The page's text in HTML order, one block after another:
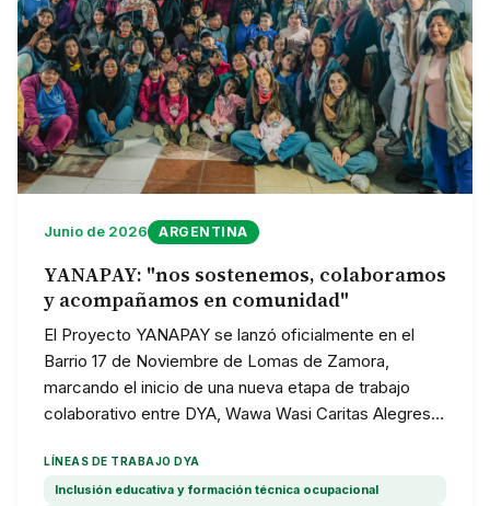
Junio de 2026 ARGENTINA
YANAPAY: "nos sostenemos, colaboramos
y acompañamos en comunidad"
El Proyecto YANAPAY se lanzó oficialmente en el
Barrio 17 de Noviembre de Lomas de Zamora,
marcando el inicio de una nueva etapa de trabajo
colaborativo entre DYA, Wawa Wasi Caritas Alegres,
organizaciones sociales. YANAPAY —que significa
"nos sostenemos, colaboramos y acompañamos en
LÍNEAS DE TRABAJO DYA
Inclusión educativa y formación técnica ocupacional